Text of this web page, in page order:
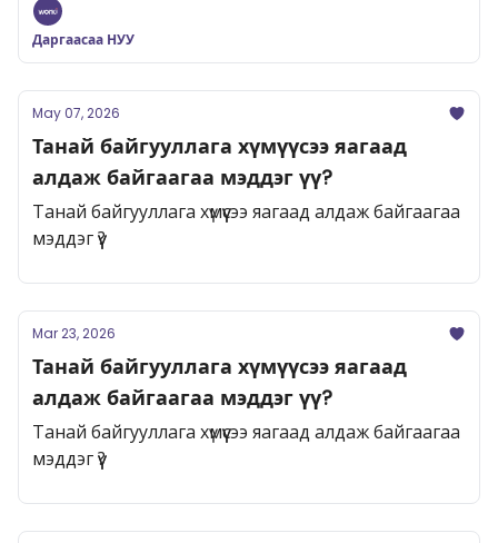
Даргаасаа НУУ
May 07, 2026
Танай байгууллага хүмүүсээ яагаад
алдаж байгаагаа мэддэг үү?
Танай байгууллага хүмүүсээ яагаад алдаж байгаагаа
мэддэг үү?
Mar 23, 2026
Танай байгууллага хүмүүсээ яагаад
алдаж байгаагаа мэддэг үү?
Танай байгууллага хүмүүсээ яагаад алдаж байгаагаа
мэддэг үү?